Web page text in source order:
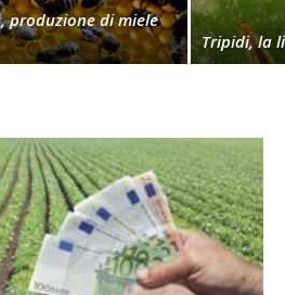
produzione di miele
Tripidi, la